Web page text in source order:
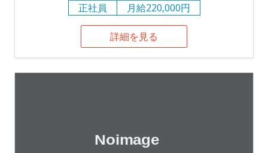
正社員
月給220,000円
詳細を見る